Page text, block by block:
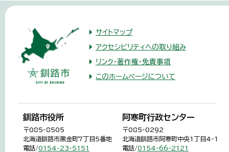
サイトマップ
アクセシビリティへの取り組み
リンク・著作権・免責事項
このホームページについて
釧路市役所
〒085-8505
北海道釧路市黒金町7丁目5番地
電話/0154-23-5151
阿寒町行政センター
〒085-0292
北海道釧路市阿寒町中央1丁目4-1
電話/0154-66-2121